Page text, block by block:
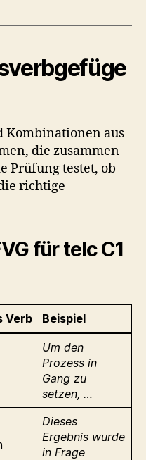
Kombinationen aus
die zusammen
Prüfung testet, ob
richtige
für telc C1
Verb Beispiel
Um den
Prozess in
Gang zu
setzen, …
Dieses
Ergebnis wurde
in Frage